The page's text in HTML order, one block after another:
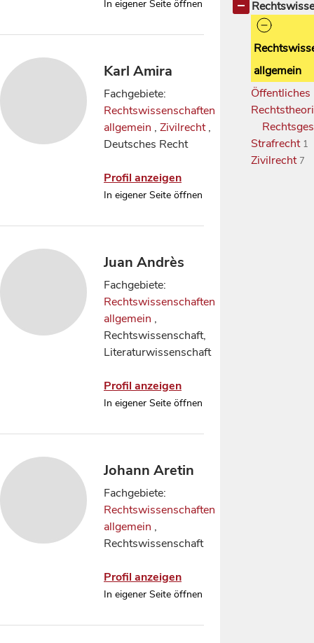
In eigener Seite öffnen
Karl Amira
Fachgebiete:
Rechtswissenschaften
allgemein , Zivilrecht,
Deutsches Recht
Profil anzeigen
In eigener Seite öffnen
Juan Andrès
Fachgebiete:
Rechtswissenschaften
allgemein ,
Rechtswissenschaft,
Literaturwissenschaft
Profil anzeigen
In eigener Seite öffnen
Johann Aretin
Fachgebiete:
Rechtswissenschaften
allgemein ,
Rechtswissenschaft
Profil anzeigen
In eigener Seite öffnen
allgemein
Strafrecht 1
Zivilrecht 7